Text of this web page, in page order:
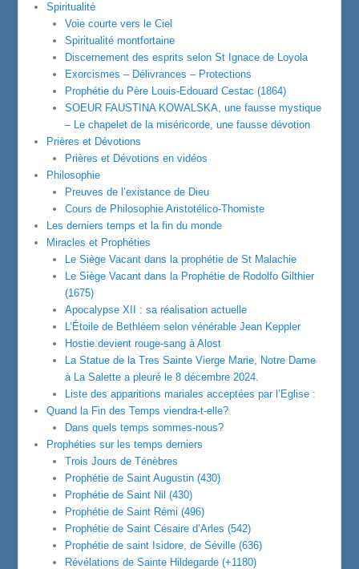
Spiritualité
Voie courte vers le Ciel
Spiritualité montfortaine
Discernement des esprits selon St Ignace de Loyola
Exorcismes – Délivrances – Protections
Prophétie du Père Louis-Edouard Cestac (1864)
SOEUR FAUSTINA KOWALSKA, une fausse mystique
– Le chapelet de la miséricorde, une fausse dévotion
Prières et Dévotions
Prières et Dévotions en vidéos
Philosophie
Preuves de l’existance de Dieu
Cours de Philosophie Aristotélico-Thomiste
Les derniers temps et la fin du monde
Miracles et Prophéties
Le Siège Vacant dans la prophétie de St Malachie
Le Siège Vacant dans la Prophétie de Rodolfo Gilthier
(1675)
Apocalypse XII : sa réalisation actuelle
L’Étoile de Bethléem selon vénérable Jean Keppler
Hostie devient rouge-sang à Alost
La Statue de la Tres Sainte Vierge Marie, Notre Dame
à La Salette a pleuré le 8 décembre 2024.
Liste des apparitions mariales acceptées par l’Eglise :
Quand la Fin des Temps viendra-t-elle?
Dans quels temps sommes-nous?
Prophéties sur les temps derniers
Trois Jours de Ténèbres
Prophétie de Saint Augustin (430)
Prophétie de Saint Nil (430)
Prophétie de Saint Rémi (496)
Prophétie de Saint Césaire d’Arles (542)
Prophétie de saint Isidore, de Séville (636)
Révélations de Sainte Hildegarde (+1180)